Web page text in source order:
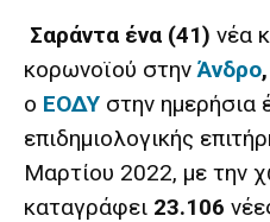
Σαράντα ένα (41) νέα
κορωνοϊού στηνΆνδρο,
ο ΕΟΔΥ στην ημερήσια
επιδημιολογικής
Μαρτίου 2022, με την
καταγράφει 23.106